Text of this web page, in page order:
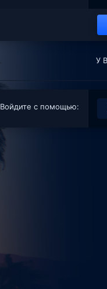
У
Войдите с помощью